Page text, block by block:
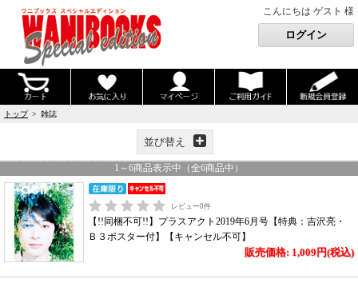
こんにちは ゲスト 様
トップ> 雑誌
並び替え
1 ～ 6商品表示中（全6商品中）
レビュー0件
【!!同梱不可!!】プラスアクト2019年6月号【特典：吉沢亮・
Ｂ３ポスター付】【キャンセル不可】
販売価格: 1,009円(税込)